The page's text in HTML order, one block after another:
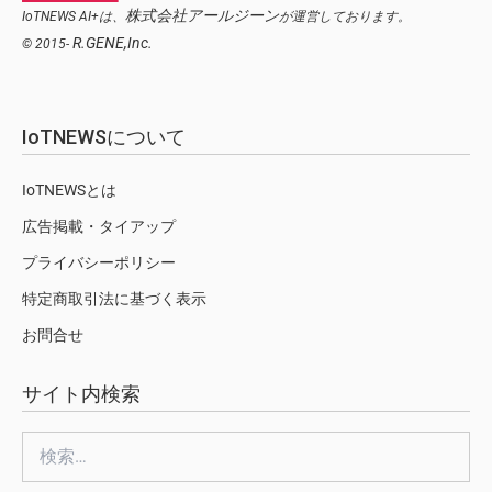
IoTNEWS AI+は、 株式会社アールジーンが運営しております。
© 2015- R.GENE,Inc.
IoTNEWSについて
IoTNEWSとは
広告掲載・タイアップ
プライバシーポリシー
特定商取引法に基づく表示
お問合せ
サイト内検索
索: